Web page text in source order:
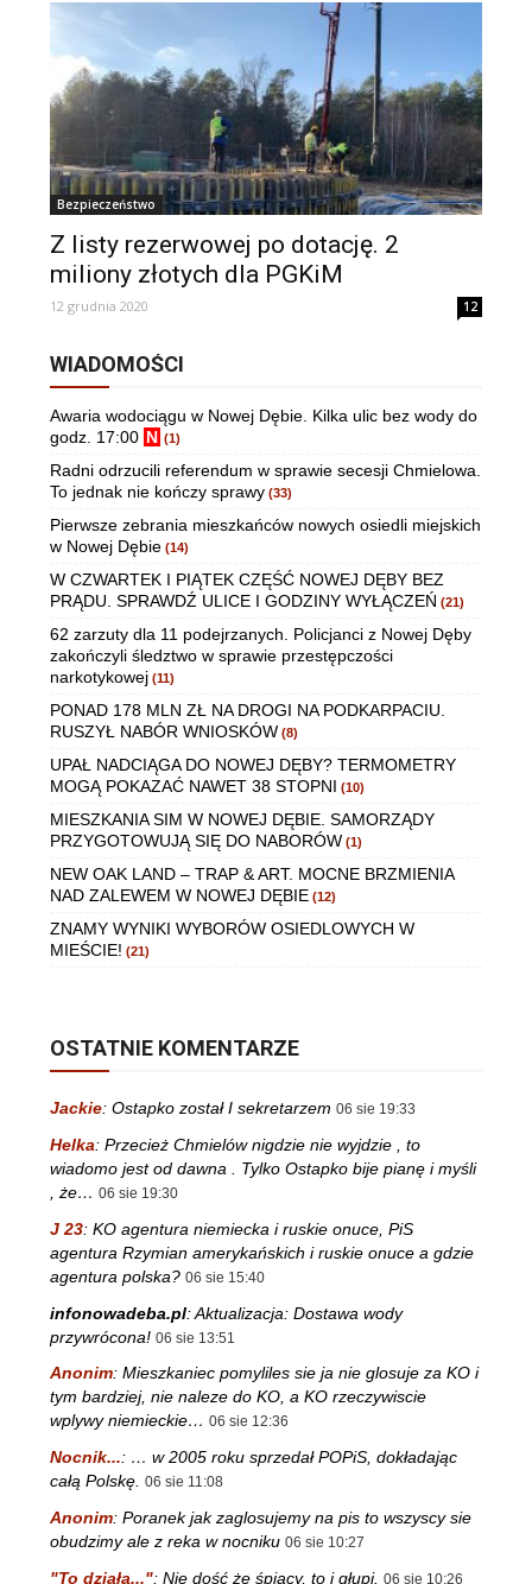
Bezpieczeństwo
Z listy rezerwowej po dotację. 2
miliony złotych dla PGKiM
12 grudnia 2020 12
WIADOMOŚCI
Awaria wodociągu w Nowej Dębie. Kilka ulic bez wody do
godz. 17:00 N (1)
Radni odrzucili referendum w sprawie secesji Chmielowa.
To jednak nie kończy sprawy (33)
Pierwsze zebrania mieszkańców nowych osiedli miejskich
w Nowej Dębie (14)
W CZWARTEK I PIĄTEK CZĘŚĆ NOWEJ DĘBY BEZ
PRĄDU. SPRAWDŹ ULICE I GODZINY WYŁĄCZEŃ (21)
62 zarzuty dla 11 podejrzanych. Policjanci z Nowej Dęby
zakończyli śledztwo w sprawie przestępczości
narkotykowej (11)
PONAD 178 MLN ZŁ NA DROGI NA PODKARPACIU.
RUSZYŁ NABÓR WNIOSKÓW (8)
UPAŁ NADCIĄGA DO NOWEJ DĘBY? TERMOMETRY
MOGĄ POKAZAĆ NAWET 38 STOPNI (10)
MIESZKANIA SIM W NOWEJ DĘBIE. SAMORZĄDY
PRZYGOTOWUJĄ SIĘ DO NABORÓW (1)
NEW OAK LAND – TRAP & ART. MOCNE BRZMIENIA
NAD ZALEWEM W NOWEJ DĘBIE (12)
ZNAMY WYNIKI WYBORÓW OSIEDLOWYCH W
MIEŚCIE! (21)
OSTATNIE KOMENTARZE
Jackie: Ostapko został I sekretarzem 06 sie 19:33
Helka: Przecież Chmielów nigdzie nie wyjdzie , to
wiadomo jest od dawna . Tylko Ostapko bije pianę i myśli
, że… 06 sie 19:30
J 23: KO agentura niemiecka i ruskie onuce, PiS
agentura Rzymian amerykańskich i ruskie onuce a gdzie
agentura polska? 06 sie 15:40
infonowadeba.pl:Aktualizacja: Dostawa wody
przywrócona! 06 sie 13:51
Anonim: Mieszkaniec pomyliles sie ja nie glosuje za KO i
tym bardziej, nie naleze do KO, a KO rzeczywiscie
wplywy niemieckie… 06 sie 12:36
Nocnik...: … w 2005 roku sprzedał POPiS, dokładając
całą Polskę. 06 sie 11:08
Anonim: Poranek jak zaglosujemy na pis to wszyscy sie
obudzimy ale z reka w nocniku 06 sie 10:27
"To działa...": Nie dość że śpiący, to i głupi. 06 sie 10:26